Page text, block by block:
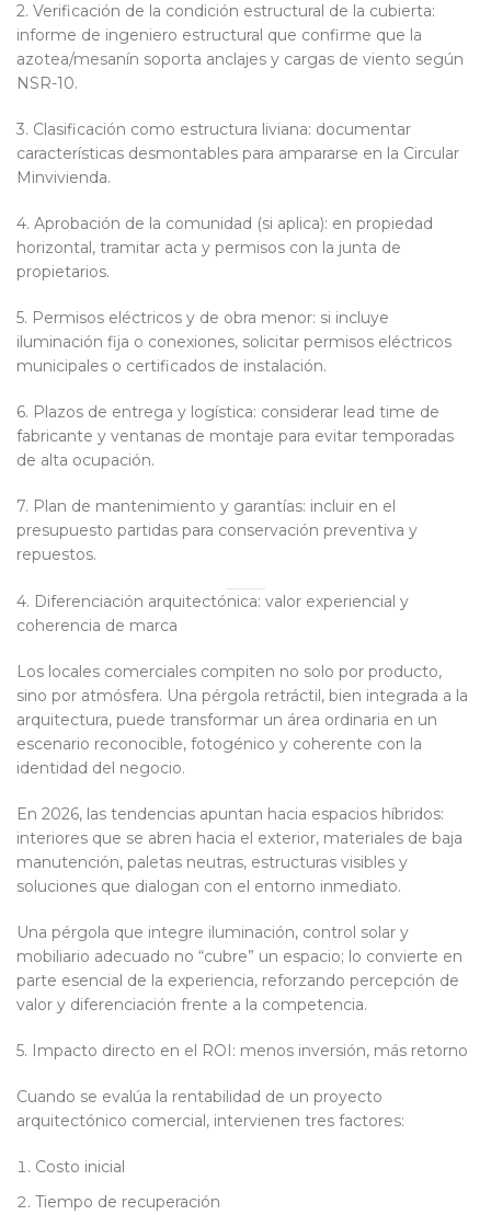
2. Verificación de la condición estructural de la cubierta:
informe de ingeniero estructural que confirme que la
azotea/mesanín soporta anclajes y cargas de viento según
NSR-10.
3. Clasificación como estructura liviana: documentar
características desmontables para ampararse en la Circular
Minvivienda.
4. Aprobación de la comunidad (si aplica): en propiedad
horizontal, tramitar acta y permisos con la junta de
propietarios.
5. Permisos eléctricos y de obra menor: si incluye
iluminación fija o conexiones, solicitar permisos eléctricos
municipales o certificados de instalación.
6. Plazos de entrega y logística: considerar lead time de
fabricante y ventanas de montaje para evitar temporadas
de alta ocupación.
7. Plan de mantenimiento y garantías: incluir en el
presupuesto partidas para conservación preventiva y
repuestos.
4. Diferenciación arquitectónica: valor experiencial y
coherencia de marca
Los locales comerciales compiten no solo por producto,
sino por atmósfera. Una pérgola retráctil, bien integrada a la
arquitectura, puede transformar un área ordinaria en un
escenario reconocible, fotogénico y coherente con la
identidad del negocio.
En 2026, las tendencias apuntan hacia espacios híbridos:
interiores que se abren hacia el exterior, materiales de baja
manutención, paletas neutras, estructuras visibles y
soluciones que dialogan con el entorno inmediato.
Una pérgola que integre iluminación, control solar y
mobiliario adecuado no “cubre” un espacio; lo convierte en
parte esencial de la experiencia, reforzando percepción de
valor y diferenciación frente a la competencia.
5. Impacto directo en el ROI: menos inversión, más retorno
Cuando se evalúa la rentabilidad de un proyecto
arquitectónico comercial, intervienen tres factores:
Costo inicial
Tiempo de recuperación